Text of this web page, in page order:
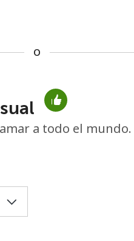
No se ha creado una
o
a todo el mundo.